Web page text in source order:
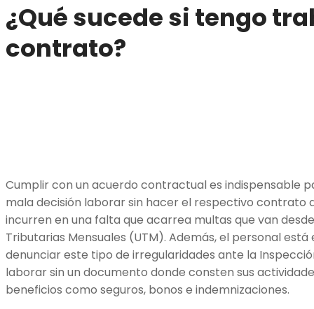
¿Qué sucede si tengo
contrato?
Cumplir con un acuerdo contractual es indispensable
mala decisión laborar sin hacer el respectivo contrato
incurren en una falta que acarrea multas que van
Tributarias Mensuales (UTM). Además, el personal
denunciar este tipo de irregularidades ante la
laborar sin un documento donde consten sus
beneficios como seguros, bonos e indemnizaciones.